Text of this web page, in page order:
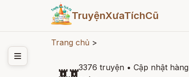
TruyệnXưaTíchCũ
Trang chủ >
3376 truyện • Cập nhật hàng